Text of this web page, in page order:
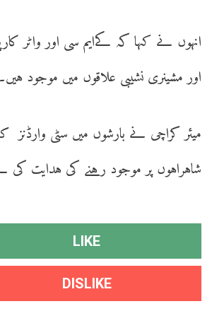
انہوں نے کہا کہ کےایم سی اور واٹر
اور مشینری نشیبی علاقوں میں موجود ہیں۔
میئر کراچی نے بارشوں میں سٹی وارڈنز
شاہراہوں پر موجود رہنے کی ہدایت کی
LIKE
DISLIKE